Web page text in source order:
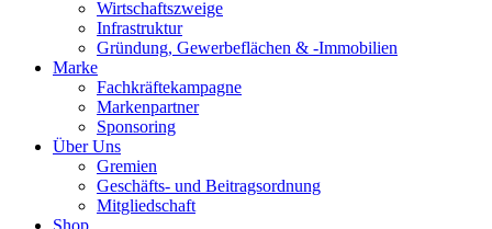
Wirtschaftszweige
Infrastruktur
Gründung, Gewerbeflächen & -Immobilien
Marke
Fachkräftekampagne
Markenpartner
Sponsoring
Über Uns
Gremien
Geschäfts- und Beitragsordnung
Mitgliedschaft
Shop